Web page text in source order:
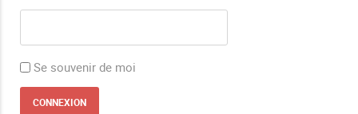
Se souvenir de moi